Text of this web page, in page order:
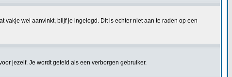
wel aanvinkt, blijf je ingelogd. Dit is echter niet aan te raden op een
jezelf. Je wordt geteld als een verborgen gebruiker.